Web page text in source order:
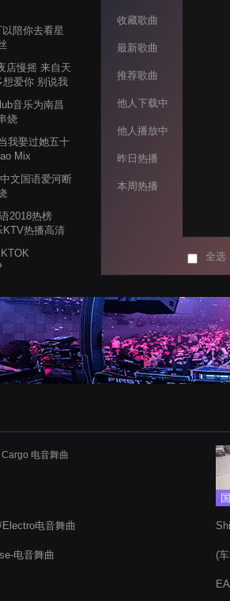
陪你去看星
店慢摇 来自天
爱你 别说我
音乐为南昌
烧
我娶过她五十
Mix
文国语爱河断
2018热榜
KTV热播高清
的风是想你的
收藏歌曲
最新歌曲
推荐歌曲
他人下载中
他人播放中
昨日热播
本周热播
全选
Cargo 电音舞曲
电音舞曲
电音舞曲 (